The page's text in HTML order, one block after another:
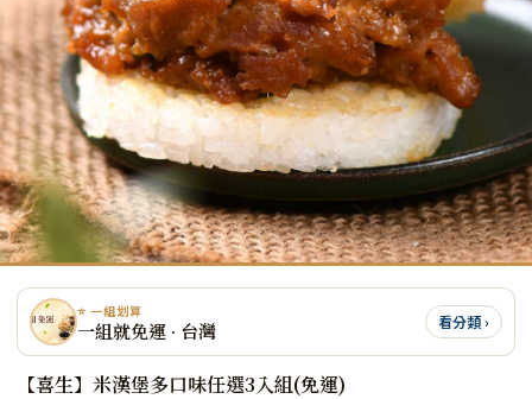
⭐ 一組划算
一組就免運 · 台灣 看分類 ›
【喜生】米漢堡多口味任選3入組(免運)